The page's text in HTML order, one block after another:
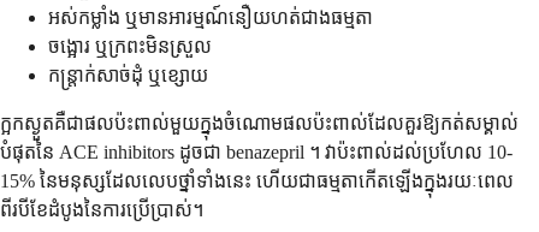
អស់កម្លាំង ឬមានអារម្មណ៍នឿយហត់ជាងធម្មតា
ចង្អោរ ឬក្រពះមិនស្រួល
កន្ត្រាក់សាច់ដុំ ឬខ្សោយ
ក្អកស្ងួតគឺជាផលប៉ះពាល់មួយក្នុងចំណោមផលប៉ះពាល់ដែលគួរឱ្យកត់សម្គាល់
បំផុតនៃ ACE inhibitors ដូចជា benazepril ។ វាប៉ះពាល់ដល់ប្រហែល 10-
15% នៃមនុស្សដែលលេបថ្នាំទាំងនេះ ហើយជាធម្មតាកើតឡើងក្នុងរយៈពេល
ពីរបីខែដំបូងនៃការប្រើប្រាស់។